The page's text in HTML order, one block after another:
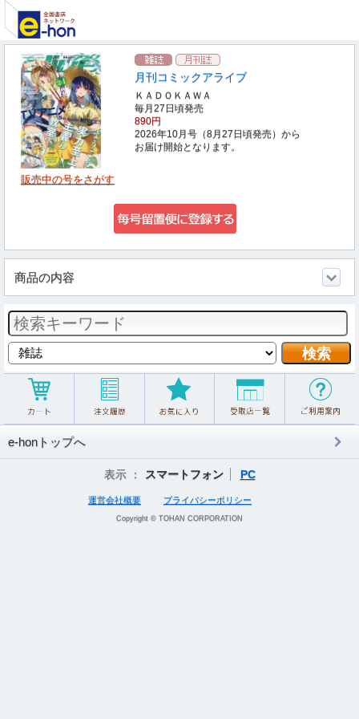
販売中の号をさがす
月刊コミックアライブ
ＫＡＤＯＫＡＷＡ
毎月27日頃発売
890円
2026年10月号（8月27日頃発売）から
お届け開始となります。
商品の内容
e-honトップへ
表示 ： スマートフォン PC
運営会社概要 プライバシーポリシー
Copyright © TOHAN CORPORATION